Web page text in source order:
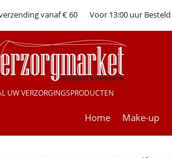
vanaf € 60 Voor 13:00 uur
UW VERZORGINGSPRODUCTEN
Home Make-up